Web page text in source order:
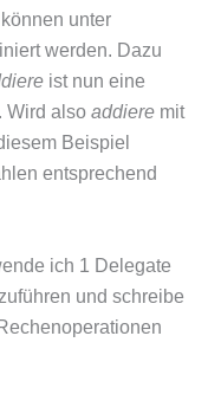
unter
werden. Dazu
ist nun eine
Wird also addiere mit
Beispiel
entsprechend
ich 1 Delegate
und schreibe